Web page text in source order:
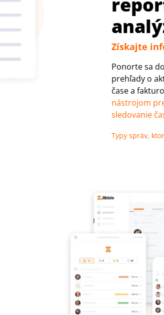
Získajte
Ponorte sa
prehľady o
čase a
nástrojom
sledovanie
Typy správ,